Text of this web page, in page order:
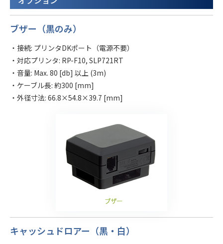
ブザー（黒のみ）
・接続: プリンタDKポート（電源不要）
・対応プリンタ: RP-F10, SLP721RT
・音量: Max. 80 [db] 以上 (3m)
・ケーブル長: 約300 [mm]
・外径寸法: 66.8×54.8×39.7 [mm]
キャッシュドロアー（黒・白）